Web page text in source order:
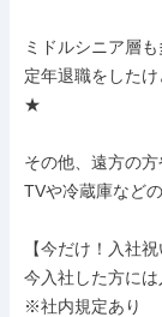
ミドルシニア層も
定年退職をした
★
その他、遠方の
TVや冷蔵庫など
【今だけ！入社
今入社した方に
※社内規定あり